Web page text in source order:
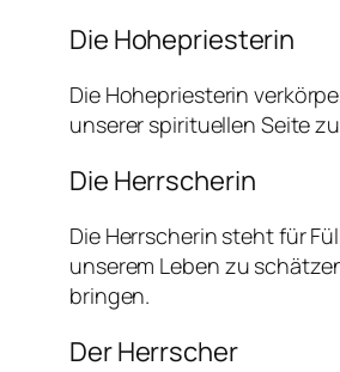
Die Hohepriesterin
Die Hohepriesterin
unserer spirituellen Seite
Die Herrscherin
Die Herrscherin steht für
unserem Leben zu
bringen.
Der Herrscher